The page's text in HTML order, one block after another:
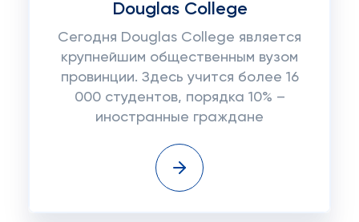
Douglas College
Сегодня Douglas College является
крупнейшим общественным вузом
провинции. Здесь учится более 16
000 студентов, порядка 10% –
иностранные граждане